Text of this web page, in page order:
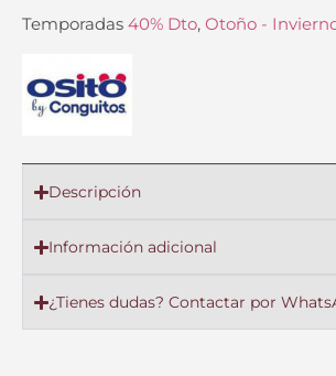
Temporadas 40% Dto, Otoño -
Descripción
Información adicional
¿Tienes dudas? Contactar por